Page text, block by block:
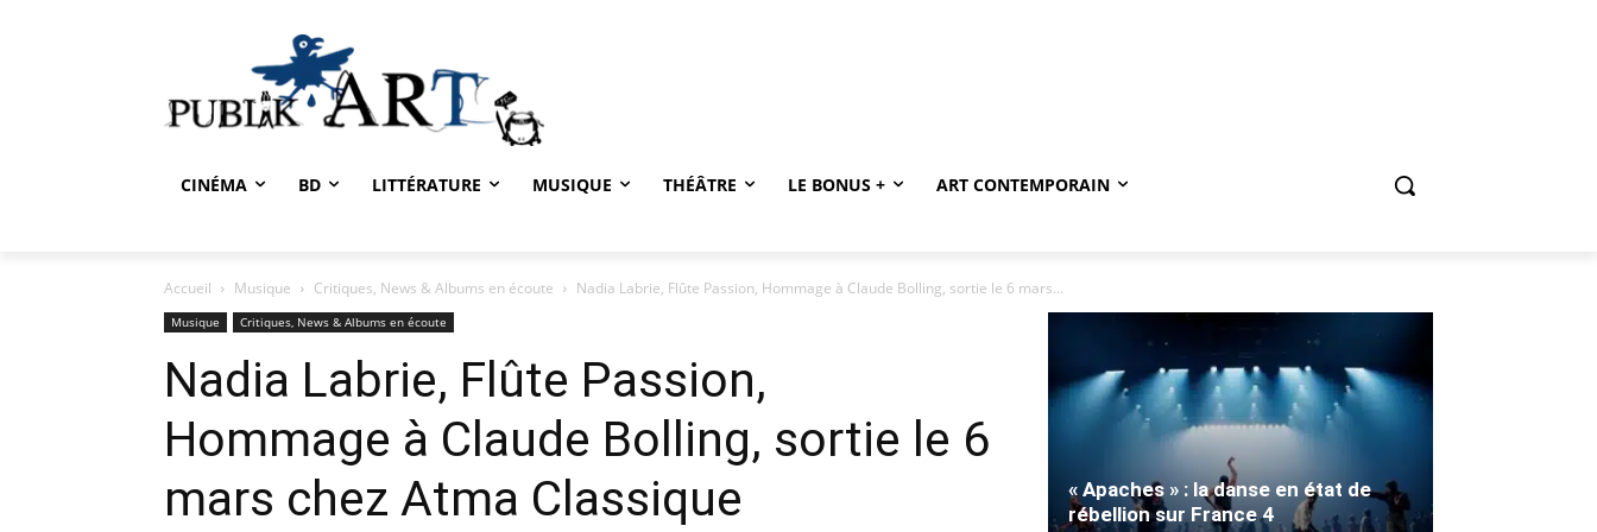
CINÉMA BD LITTÉRATURE MUSIQUE THÉÂTRE LE BONUS + ART CONTEMPORAIN
Accueil Musique Critiques, News & Albums en écoute Nadia Labrie, Flûte Passion, Hommage à Claude Bolling, sortie le 6 mars...
Musique Critiques, News & Albums en écoute
Nadia Labrie, Flûte Passion,
Hommage à Claude Bolling, sortie le 6
mars chez Atma Classique
« Apaches » : la danse en état de
rébellion sur France 4